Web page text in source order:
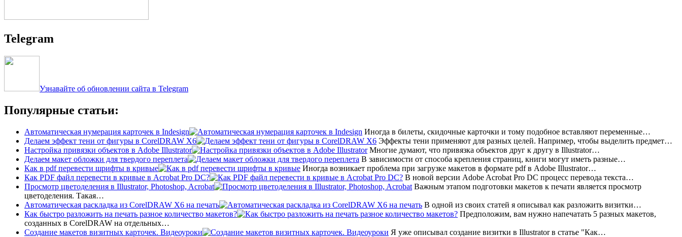
Telegram
Узнавайте об обновлении сайта в Telegram
Популярные статьи:
Автоматическая нумерация карточек в Indesign
Иногда в билеты, скидочные карточки и тому подобное вставляют переменные…
Делаем эффект тени от фигуры в CorelDRAW X6
Эффекты тени применяют для разных целей. Например, чтобы выделить предмет…
Настройка привязки объектов в Adobe Illustrator
Многие думают, что привязка объектов друг к другу в Illustrator…
Делаем макет обложки для твердого переплета
В зависимости от способа крепления страниц, книги могут иметь разные…
Как в pdf перевести шрифты в кривые
Иногда возникает проблема при загрузке макетов в формате pdf в Adobe Illustrator…
Как PDF файл перевести в кривые в Acrobat Pro DC?
В новой версии Adobe Acrobat Pro DC процесс перевода текста…
Просмотр цветоделения в Illustrator, Photoshop, Acrobat
Важным этапом подготовки макетов к печати является просмотр
цветоделения. Такая…
Автоматическая раскладка из CorelDRAW X6 на печать
В одной из своих статей я описывал как разложить визитки…
Как быстро разложить на печать разное количество макетов?
Предположим, вам нужно напечатать 5 разных макетов,
созданных в CorelDRAW на отдельных…
Создание макетов визитных карточек. Видеоуроки
Я уже описывал создание визитки в Illustrator в статье "Как…